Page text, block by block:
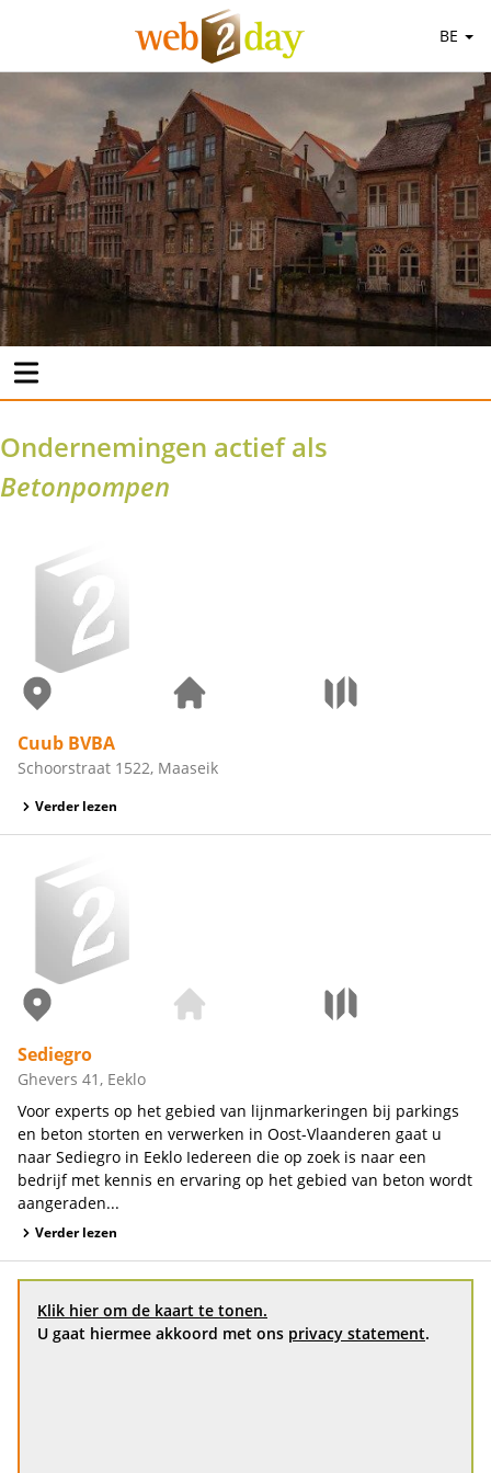
BE
Ondernemingen actief als
Betonpompen
Cuub BVBA
Schoorstraat 1522, Maaseik
Verder lezen
Sediegro
Ghevers 41, Eeklo
Voor experts op het gebied van lijnmarkeringen bij parkings
en beton storten en verwerken in Oost-Vlaanderen gaat u
naar Sediegro in Eeklo Iedereen die op zoek is naar een
bedrijf met kennis en ervaring op het gebied van beton wordt
aangeraden...
Verder lezen
Klik hier om de kaart te tonen.
U gaat hiermee akkoord met ons privacy statement.